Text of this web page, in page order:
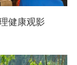
健康观影